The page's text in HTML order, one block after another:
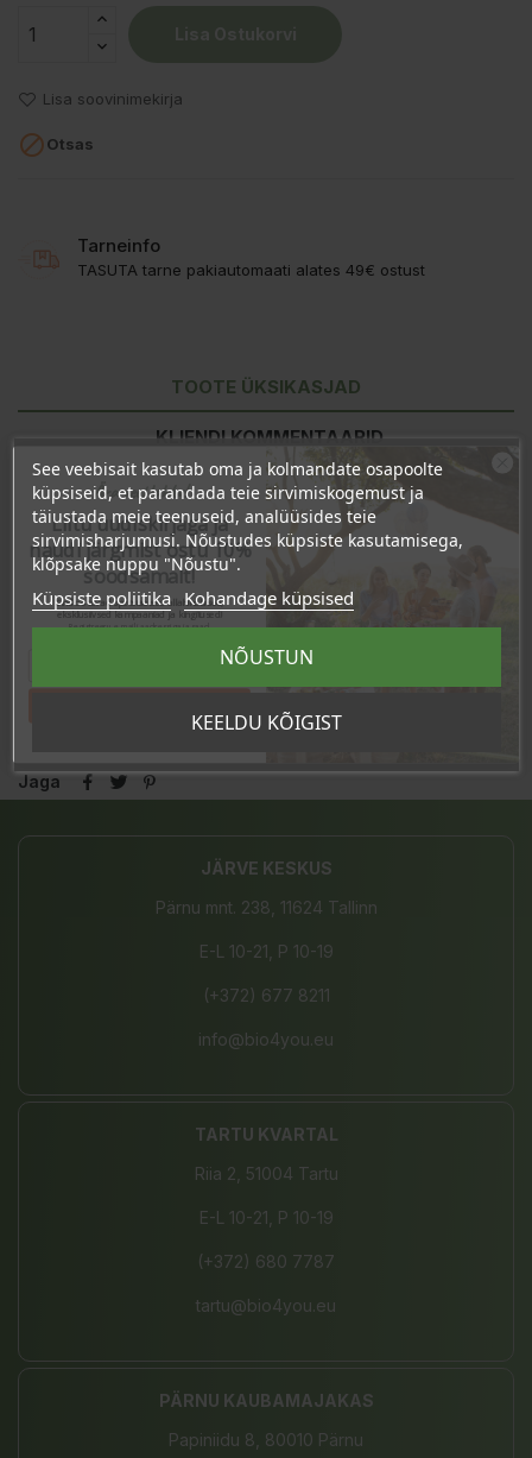
Lisa soovinimekirja
Otsas
Tarneinfo
TASUTA tarne pakiautomaati alates 49€ ostust
TOOTE ÜKSIKASJAD
KLIENDI KOMMENTAARID
Jaga
JÄRVE KESKUS
Pärnu mnt. 238, 11624 Tallinn
E-L 10-21, P 10-19
(+372) 677 8211
info@bio4you.eu
TARTU KVARTAL
Riia 2, 51004 Tartu
E-L 10-21, P 10-19
(+372) 680 7787
tartu@bio4you.eu
PÄRNU KAUBAMAJAKAS
Papiniidu 8, 80010 Pärnu
See veebisait kasutab oma ja kolmandate osapoolte
küpsiseid, et parandada teie sirvimiskogemust ja
täiustada meie teenuseid, analüüsides teie
sirvimisharjumusi. Nõustudes küpsiste kasutamisega,
klõpsake nuppu "Nõustu".
Küpsiste poliitika Kohandage küpsised
KEELDU KÕIGIST
NÕUSTUN
Ära veel lahku!
Liitu uudiskirjaga ja
naudi järgmist ostu 10%
soodsamalt!
Sind ootavad spetsiaalsed allahindlused,
eksklusiivsed kampaaniad ja kingitused!
Registreeru e-maili aadressiga ja saad